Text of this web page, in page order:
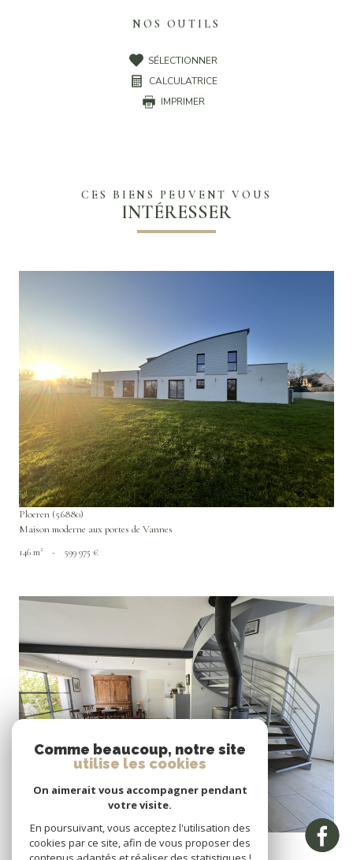
NOS OUTILS
SÉLECTIONNER
CALCULATRICE
IMPRIMER
CES BIENS PEUVENT VOUS
INTÉRESSER
VOIR LE BIEN
Ploeren (56880)
Maison moderne aux portes de Vannes
146 m² - 599 975 €
VOIR LE BIEN
Larmor-Baden (56870)
Maion contemporaine à vendre- Larmor Baden
Comme beaucoup, notre site
utilise les cookies
On aimerait vous accompagner pendant
votre visite.
En poursuivant, vous acceptez l'utilisation des
cookies par ce site, afin de vous proposer des